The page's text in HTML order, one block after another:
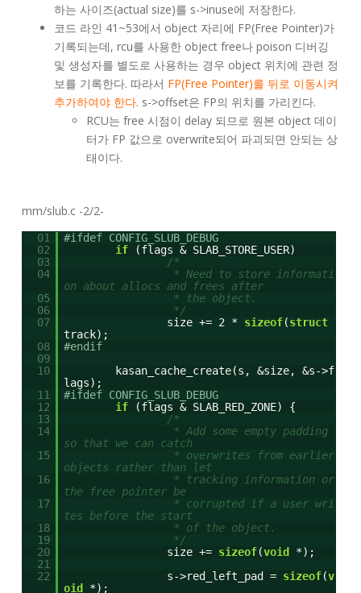
하는 사이즈(actual size)를 s->inuse에 저장한다.
코드 라인 41~53에서 object 자리에 FP(Free Pointer)가
기록되는데, rcu를 사용한 object free나 poison 디버깅
및 생성자를 별도로 사용하는 경우 object 위치에 관련 정
보를 기록한다. 따라서 FP(Free Pointer)를 뒤로 이동시켜
추가하여야 한다. s->offset은 FP의 위치를 가리킨다.
RCU는 free 시점이 delay 되므로 원본 object 데이
터가 FP 값으로 overwrite되어 파괴되면 안되는 상
태이다.
mm/slub.c -2/2-
01
#ifdef CONFIG_SLUB_DEBUG
02
if
(flags & SLAB_STORE_USER)
03
/*
04
* Need to store informati
on about allocs and frees after
05
* the object.
06
*/
07
size += 2 * sizeof(struct
track);
08
#endif
09
10
kasan_cache_create(s, &size, &s->f
lags);
11
#ifdef CONFIG_SLUB_DEBUG
12
if
(flags & SLAB_RED_ZONE) {
13
/*
14
* Add some empty padding
so that we can catch
15
* overwrites from earlier
objects rather than let
16
* tracking information or
the free pointer be
17
* corrupted if a user wri
tes before the start
18
* of the object.
19
*/
20
size += sizeof(void
*);
21
22
s->red_left_pad = sizeof(v
oid
*);